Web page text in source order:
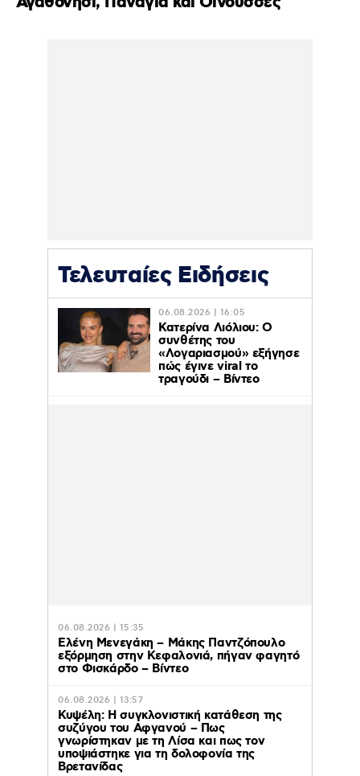
Τελευταίες Ειδήσεις
06.08.2026 | 16:05
Κατερίνα Λιόλιου: Ο
συνθέτης του
«Λογαριασμού» εξήγησε
πώς έγινε viral το
τραγούδι – Βίντεο
06.08.2026 | 15:35
Ελένη Μενεγάκη – Μάκης Παντζόπουλο
εξόρμηση στην Κεφαλονιά, πήγαν φαγητό
στο Φισκάρδο – Βίντεο
06.08.2026 | 13:57
Κυψέλη: Η συγκλονιστική κατάθεση της
συζύγου του Αφγανού – Πως
γνωρίστηκαν με τη Λίσα και πως τον
υποψιάστηκε για τη δολοφονία της
Βρετανίδας